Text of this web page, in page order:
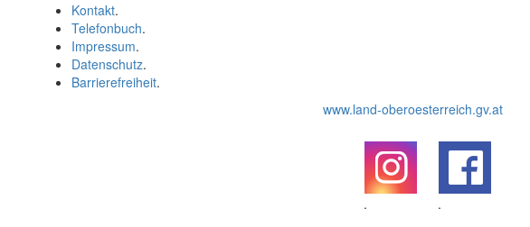
Kontakt.
Telefonbuch.
Impressum.
Datenschutz.
Barrierefreiheit.
www.land-oberoesterreich.gv.at
.
.